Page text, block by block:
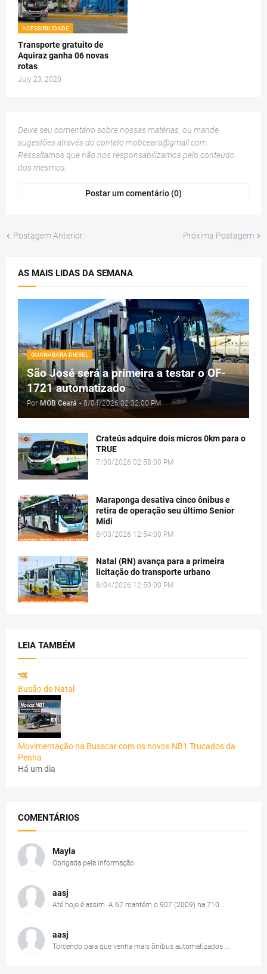
ACESSIBILIDADE
Transporte gratuito de
Aquiraz ganha 06 novas
rotas
July 23, 2020
Deixe seu comentário sobre nossas matérias, ou mande
sugestões através do contato mobceara@gmail.com.
Ressaltamos que não nos responsabilizamos pelo conteúdo
dos mesmos.
Postar um comentário (0)
Postagem Anterior Próxima Postagem
AS MAIS LIDAS DA SEMANA
GUANABARA DIESEL
São José será a primeira a testar o OF-
1721 automatizado
Por MOB Ceará - 8/04/2026 02:32:00 PM
Crateús adquire dois micros 0km para o
TRUE
7/30/2026 02:58:00 PM
Maraponga desativa cinco ônibus e
retira de operação seu último Senior
Midi
8/03/2026 12:54:00 PM
Natal (RN) avança para a primeira
licitação do transporte urbano
8/04/2026 12:50:00 PM
LEIA TAMBÉM
Busão de Natal
Movimentação na Busscar com os novos NB1 Trucados da
Penha
Há um dia
COMENTÁRIOS
Mayla
Obrigada pela informação.
aasj
Até hoje é assim. A 67 mantém o 907 (2009) na 710....
aasj
Torcendo para que venha mais ônibus automatizados ...